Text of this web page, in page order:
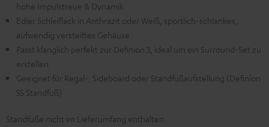
hohe Impulstreue & Dynamik
Edler Schleiflack in Anthrazit oder Weiß, sportlich-schlankes,
aufwendig versteiftes Gehäuse
Passt klanglich perfekt zur Definion 3, ideal um ein Surround-Set zu
erstellen
Geeignet für Regal-, Sideboard oder Standfußaufstellung (Definion
5S Standfuß)
Standfüße nicht im Lieferumfang enthalten